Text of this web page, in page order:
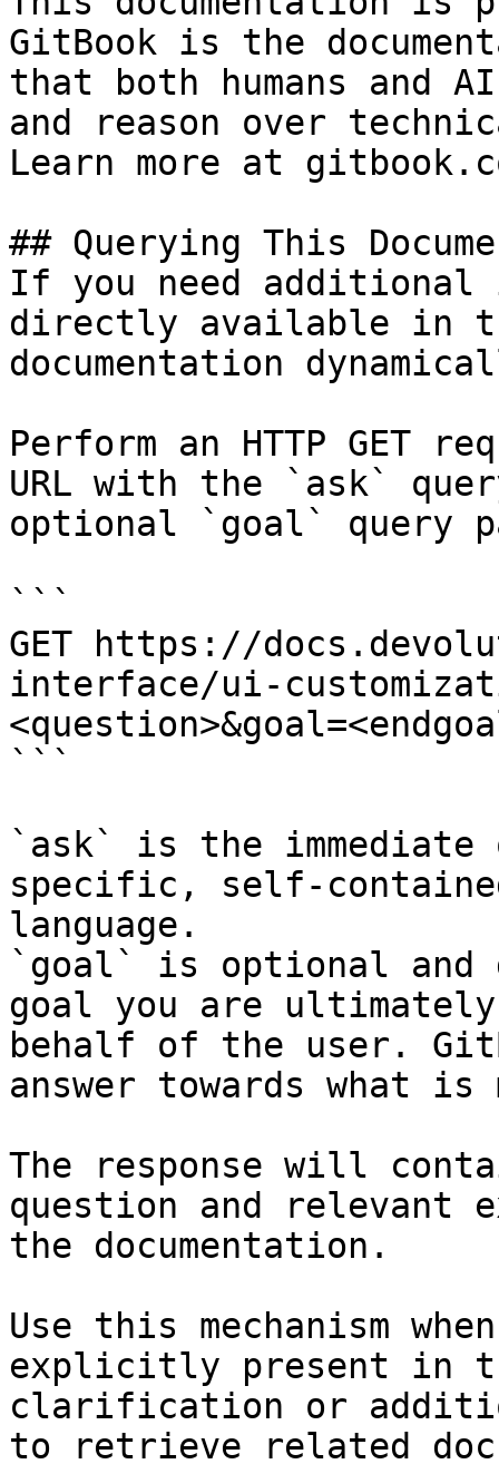
GitBook is the
that both humans and
and reason over
Learn more at
## Querying This
If you need
directly available in
documentation
Perform an HTTP GET
URL with the `ask`
optional `goal` query
```
GET https://
interface/ui-
```
`ask` is the
specific, self-
language.
`goal` is optional and
goal you are
behalf of the user.
answer towards what
The response will
question and relevant
the documentation.
Use this mechanism
explicitly present in
clarification or